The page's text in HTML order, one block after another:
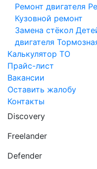
Ремонт двигателя
Кузовной ремонт
Замена стёкол
двигателя
Калькулятор ТО
Прайс-лист
Вакансии
Оставить жалобу
Контакты
Discovery
Freelander
Defender